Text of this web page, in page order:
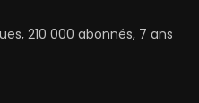
210 000 abonnés, 7 ans